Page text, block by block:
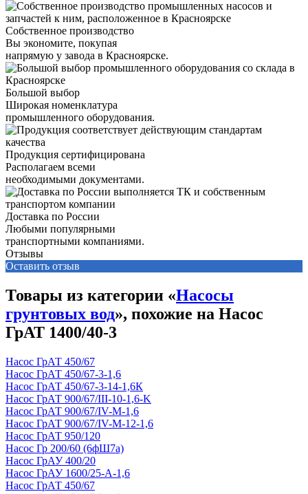
Собственное производство
Вы экономите, покупая
напрямую у завода в Красноярске.
Большой выбор
Широкая номенклатура
промышленного оборудования.
Продукция сертифицирована
Располагаем всеми
необходимыми документами.
Доставка по России
Любыми популярными
транспортными компаниями.
Отзывы
Оставить отзыв
Товары из категории «Насосы
грунтовых вод», похожие на Насос
ГрАТ 1400/40-3
Насос ГрАТ 450/67
Насос ГрАТ 450/67-3-1,6
Насос ГрАТ 450/67-3-14-1,6К
Насос ГрАТ 900/67/III-10-1,6-K
Насос ГрАТ 900/67/IV-М-1,6
Насос ГрАТ 900/67/IV-М-12-1,6
Насос ГрАТ 950/120
Насос Гр 200/60 (6фШ7а)
Насос ГрАУ 400/20
Насос ГрАУ 1600/25-А-1,6
Насос ГрАТ 450/67